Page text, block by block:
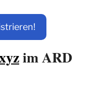
im ARD